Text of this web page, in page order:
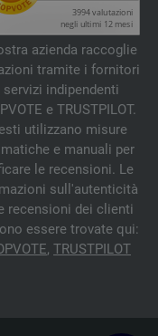
azienda raccoglie
tramite i fornitori
servizi indipendenti
e TRUSTPILOT.
utilizzano misure
e manuali per
le recensioni. Le
sull'autenticità
recensioni dei clienti
essere trovate qui:
, TRUSTPILOT